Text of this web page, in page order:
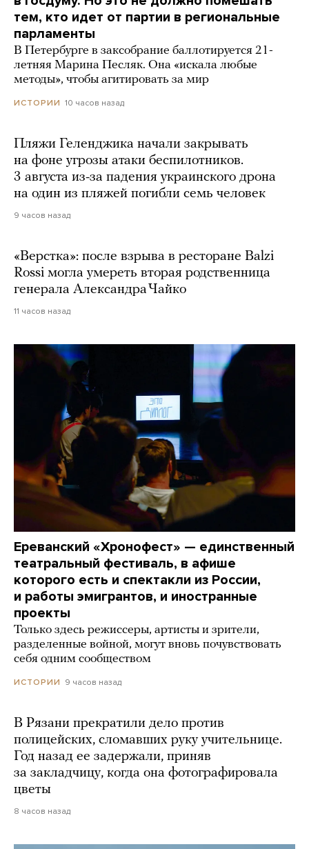
тем, кто идет от партии в региональные
парламенты
В Петербурге в заксобрание баллотируется 21-
летняя Марина Песляк. Она «искала любые
методы», чтобы агитировать за мир
ИСТОРИИ 10 часов назад
Пляжи Геленджика начали закрывать
на фоне угрозы атаки беспилотников.
3 августа из-за падения украинского дрона
на один из пляжей погибли семь человек
9 часов назад
«Верстка»: после взрыва в ресторане Balzi
Rossi могла умереть вторая родственница
генерала Александра Чайко
11 часов назад
Ереванский «Хронофест» — единственный
театральный фестиваль, в афише
которого есть и спектакли из России,
и работы эмигрантов, и иностранные
проекты
Только здесь режиссеры, артисты и зрители,
разделенные войной, могут вновь почувствовать
себя одним сообществом
ИСТОРИИ 9 часов назад
В Рязани прекратили дело против
полицейских, сломавших руку учительнице.
Год назад ее задержали, приняв
за закладчицу, когда она фотографировала
цветы
8 часов назад